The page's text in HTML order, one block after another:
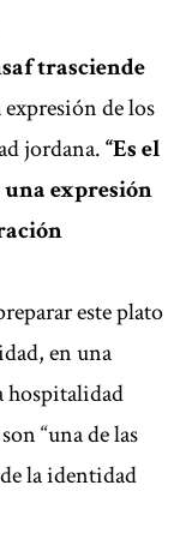
trasciende
de los
jordana.“Es el
expresión
este plato
en una
hospitalidad
“una de las
la identidad